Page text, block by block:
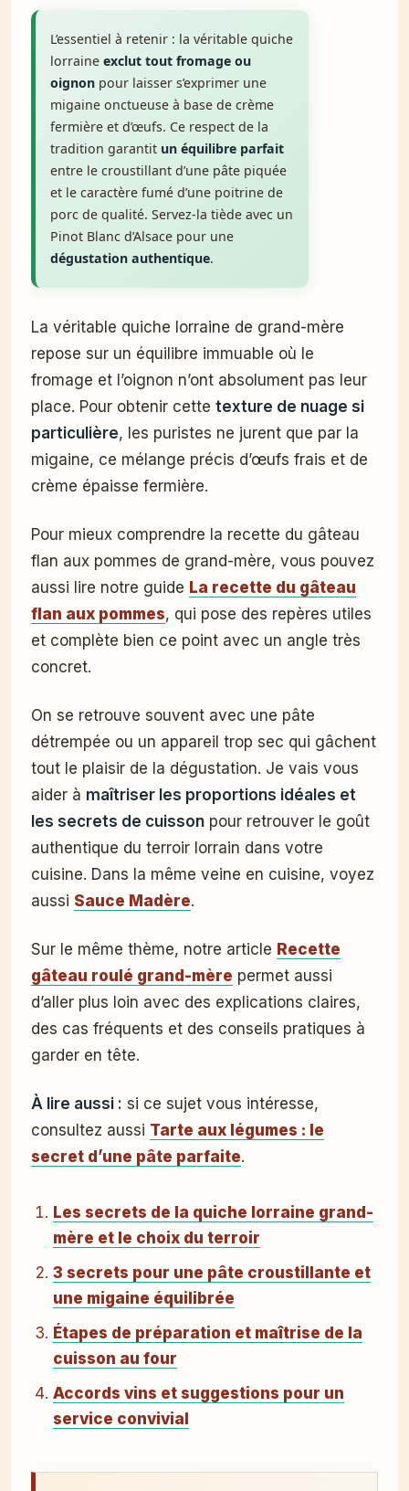
L’essentiel à retenir : la véritable quiche
lorraine exclut tout fromage ou
oignon pour laisser s’exprimer une
migaine onctueuse à base de crème
fermière et d’œufs. Ce respect de la
tradition garantit un équilibre parfait
entre le croustillant d’une pâte piquée
et le caractère fumé d’une poitrine de
porc de qualité. Servez-la tiède avec un
Pinot Blanc d’Alsace pour une
dégustation authentique.
La véritable quiche lorraine de grand-mère
repose sur un équilibre immuable où le
fromage et l’oignon n’ont absolument pas leur
place. Pour obtenir cette texture de nuage si
particulière, les puristes ne jurent que par la
migaine, ce mélange précis d’œufs frais et de
crème épaisse fermière.
Pour mieux comprendre la recette du gâteau
flan aux pommes de grand-mère, vous pouvez
aussi lire notre guide La recette du gâteau
flan aux pommes, qui pose des repères utiles
et complète bien ce point avec un angle très
concret.
On se retrouve souvent avec une pâte
détrempée ou un appareil trop sec qui gâchent
tout le plaisir de la dégustation. Je vais vous
aider à maîtriser les proportions idéales et
les secrets de cuisson pour retrouver le goût
authentique du terroir lorrain dans votre
cuisine. Dans la même veine en cuisine, voyez
aussi Sauce Madère.
Sur le même thème, notre article Recette
gâteau roulé grand-mère permet aussi
d’aller plus loin avec des explications claires,
des cas fréquents et des conseils pratiques à
garder en tête.
À lire aussi : si ce sujet vous intéresse,
consultez aussi Tarte aux légumes : le
secret d’une pâte parfaite.
Les secrets de la quiche lorraine grand-
mère et le choix du terroir
3 secrets pour une pâte croustillante et
une migaine équilibrée
Étapes de préparation et maîtrise de la
cuisson au four
Accords vins et suggestions pour un
service convivial